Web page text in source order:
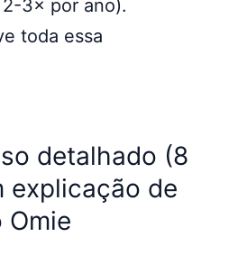
3× por ano).
toda essa
detalhado (8
explicação de
Omie